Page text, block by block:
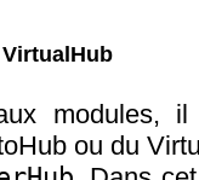
modules,
ou du